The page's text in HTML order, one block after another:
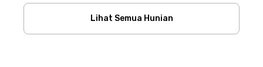
Lihat Semua Hunian